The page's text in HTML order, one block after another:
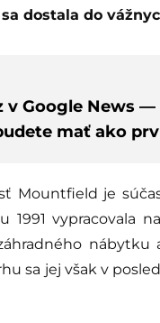
dostala do
v Google News —
mať ako
Mountfield je
1991 vypracovala
sa jej však v